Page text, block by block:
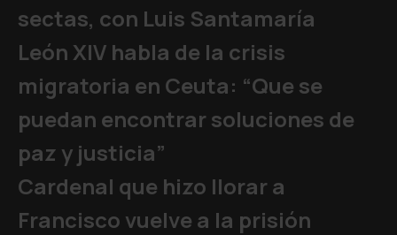
sectas, con Luis Santamaría
León XIV habla de la crisis
migratoria en Ceuta: “Que se
puedan encontrar soluciones de
paz y justicia”
Cardenal que hizo llorar a
Francisco vuelve a la prisión